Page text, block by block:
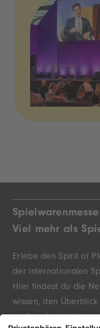
Viel mehr als
Erlebe den Spirit of
der inter­nationalen
Hier findest du die
wissen, den